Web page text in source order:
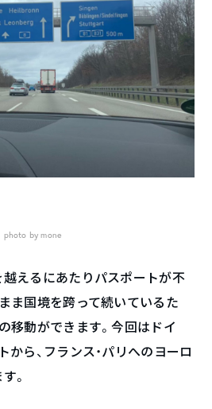
photo by mone
えるにあたりパスポートが不
ま国境を跨って続いているた
移動ができます。今回はドイ
から、フランス・パリへのヨーロ
。